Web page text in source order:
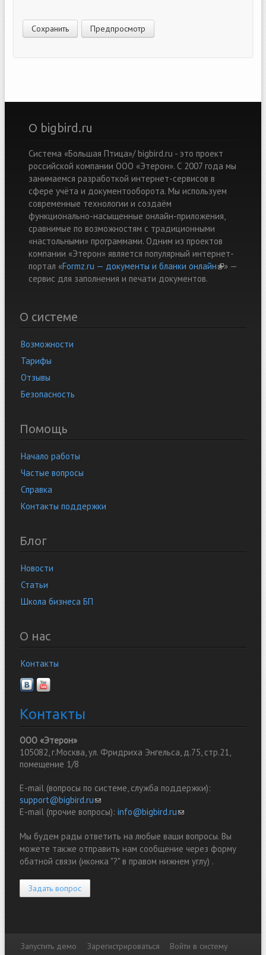
О bigbird.ru
Система «Большая Птица»/ bigbird.ru - это проект
российской компании ООО «Этерон». С 2007 года мы
занимаемся разработкой интернет-сервисов в
сфере учёта и документооборота. Мы используем
современные технологии и создаём
функционально-насыщенные онлайн-приложения,
сравнимые по возможностям с традиционными
«настольными» программами. Одним из проектов
компании «Этерон» является популярный интернет-
портал «Formz.ru — документы и бланки онлайн(link is
» —
cервис для заполнения и печати документов.
О системе
Возможности
Тарифы
Отзывы
Безопасность
Помощь
Начало работы
Частые вопросы
Справка
Контакты поддержки
Блог
Новости
Статьи
Школа бизнеса БП
О нас
Контакты
Контакты
ООО «Этерон»
105082, г.Москва, ул. Фридриха Энгельса, д.75, стр.21,
помещение 1/8
E-mail (вопросы по системе, служба поддержки):
support@bigbird.ru(link sends e-mail)
E-mail (прочие вопросы): info@bigbird.ru(link sends e-mail)
Мы будем рады ответить на любые ваши вопросы. Вы
можете также отправить нам сообщение через форму
обатной связи (иконка "?" в правом нижнем углу) .
Задать вопрос
Запустить демо Зарегистрироваться Войти в систему